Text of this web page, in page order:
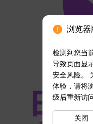
浏览器
检测到您当
导致页面显
安全风险。
体验，请将
级后重新访
关闭